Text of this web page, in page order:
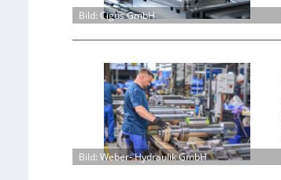
Bild: Cigus GmbH
Bild: Weber- Hydraulik GmbH